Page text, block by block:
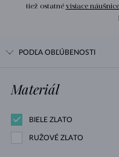
tiež ostatné visiace náušnice
PODĽA OBĽÚBENOSTI
Materiál
BIELE ZLATO
RUŽOVÉ ZLATO